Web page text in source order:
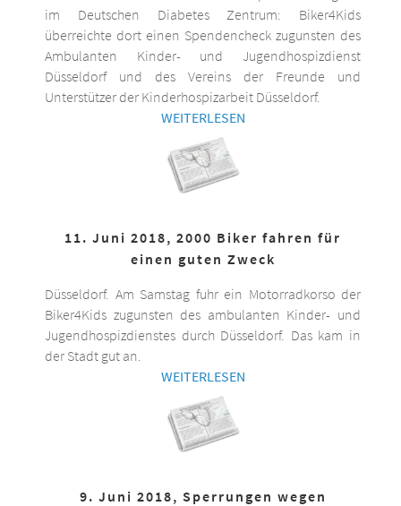
im Deutschen Diabetes Zentrum: Biker4Kids
überreichte dort einen Spendencheck zugunsten des
Ambulanten Kinder- und Jugendhospizdienst
Düsseldorf und des Vereins der Freunde und
Unterstützer der Kinderhospizarbeit Düsseldorf.
WEITERLESEN
11. Juni 2018, 2000 Biker fahren für
einen guten Zweck
Düsseldorf. Am Samstag fuhr ein Motorradkorso der
Biker4Kids zugunsten des ambulanten Kinder- und
Jugendhospizdienstes durch Düsseldorf. Das kam in
der Stadt gut an.
WEITERLESEN
9. Juni 2018, Sperrungen wegen